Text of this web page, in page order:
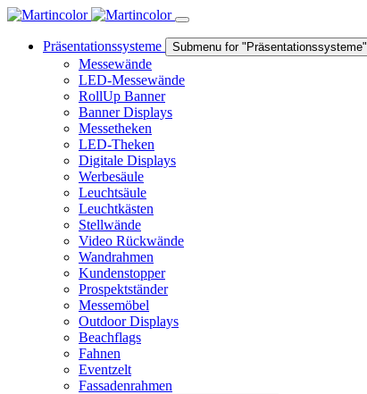
Präsentationssysteme Submenu for "Präsentationssysteme"
Messewände
LED-Messewände
RollUp Banner
Banner Displays
Messetheken
LED-Theken
Digitale Displays
Werbesäule
Leuchtsäule
Leuchtkästen
Stellwände
Video Rückwände
Wandrahmen
Kundenstopper
Prospektständer
Messemöbel
Outdoor Displays
Beachflags
Fahnen
Eventzelt
Fassadenrahmen